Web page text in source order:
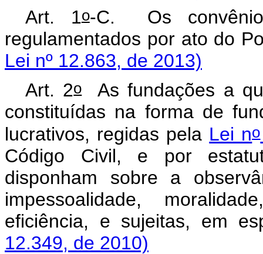
Art. 1o-C. Os
regulamentados por ato do
Lei nº 12.863, de 2013)
Art. 2oAs fundações a
constituídas na forma de
lucrativos, regidas pela Lei no
Código Civil, e por
disponham sobre a
impessoalidade,
eficiência, e sujeitas, em
12.349, de 2010)